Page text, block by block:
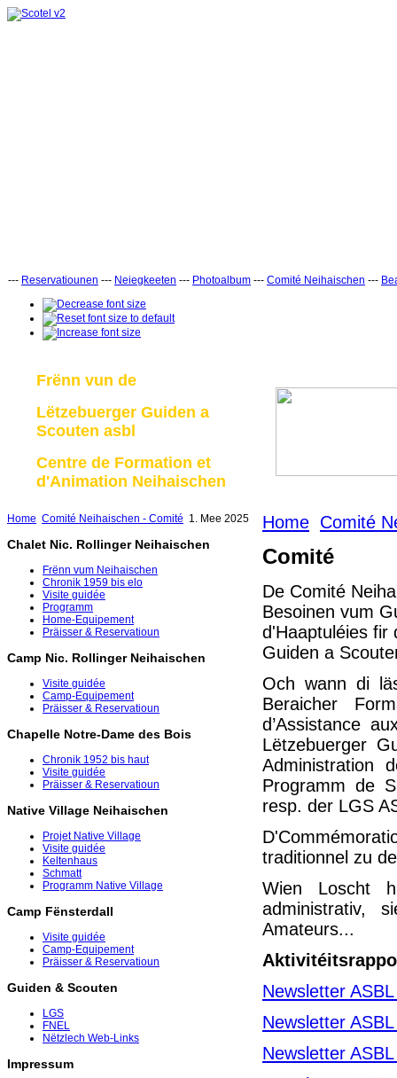
--- Reservatiounen --- Neiegkeeten --- Photoalbum --- Comité Neihaischen ---
Frënn vun de
Lëtzebuerger Guiden a
Scouten asbl
Centre de Formation et
d'Animation Neihaischen
Home Comité Neihaischen - Comité 1. Mee 2025
Chalet Nic. Rollinger Neihaischen
Frënn vum Neihaischen
Chronik 1959 bis elo
Visite guidée
Programm
Home-Equipement
Präisser & Reservatioun
Camp Nic. Rollinger Neihaischen
Visite guidée
Camp-Equipement
Präisser & Reservatioun
Chapelle Notre-Dame des Bois
Chronik 1952 bis haut
Visite guidée
Präisser & Reservatioun
Native Village Neihaischen
Projet Native Village
Visite guidée
Keltenhaus
Schmatt
Programm Native Village
Camp Fënsterdall
Visite guidée
Camp-Equipement
Präisser & Reservatioun
Guiden & Scouten
LGS
FNEL
Nëtzlech Web-Links
Impressum
Home Comité
Comité
De Comité
Besoinen vum
d'Haaptuléies fir
Guiden a
Och wann di
Beraicher
d’Assistance
Lëtzebuerger
Administration
Programm de
resp. der LGS
traditionnel zu
Wien Loscht
administrativ,
Amateurs...
Newsletter
Newsletter
Newsletter